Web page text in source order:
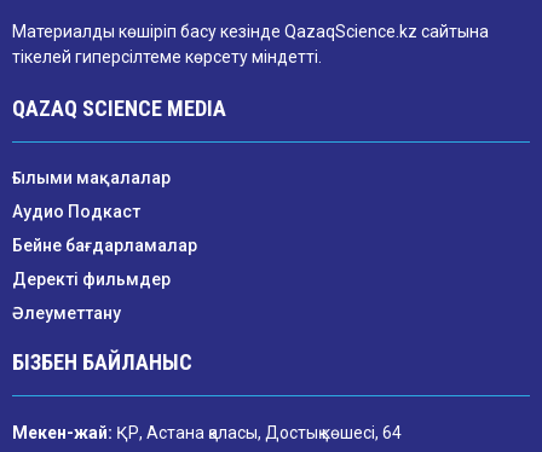
Материалды көшіріп басу кезінде QazaqScience.kz сайтына
тікелей гиперсілтеме көрсету міндетті.
QAZAQ SCIENCE MEDIA
Ғылыми мақалалар
Аудио Подкаст
Бейне бағдарламалар
Деректі фильмдер
Әлеуметтану
БІЗБЕН БАЙЛАНЫС
Мекен-жай: ҚР, Астана қаласы, Достық көшесі, 64